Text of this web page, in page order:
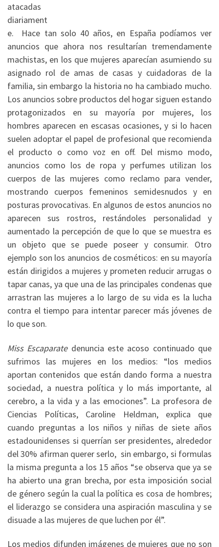
atacadas
diariament
e. Hace tan solo 40 años, en España podíamos ver
anuncios que ahora nos resultarían tremendamente
machistas, en los que mujeres aparecían asumiendo su
asignado rol de amas de casas y cuidadoras de la
familia, sin embargo la historia no ha cambiado mucho.
Los anuncios sobre productos del hogar siguen estando
protagonizados en su mayoría por mujeres, los
hombres aparecen en escasas ocasiones, y si lo hacen
suelen adoptar el papel de profesional que recomienda
el producto o como voz en off. Del mismo modo,
anuncios como los de ropa y perfumes utilizan los
cuerpos de las mujeres como reclamo para vender,
mostrando cuerpos femeninos semidesnudos y en
posturas provocativas. En algunos de estos anuncios no
aparecen sus rostros, restándoles personalidad y
aumentado la percepción de que lo que se muestra es
un objeto que se puede poseer y consumir. Otro
ejemplo son los anuncios de cosméticos: en su mayoría
están dirigidos a mujeres y prometen reducir arrugas o
tapar canas, ya que una de las principales condenas que
arrastran las mujeres a lo largo de su vida es la lucha
contra el tiempo para intentar parecer más jóvenes de
lo que son.
Miss Escaparatedenuncia este acoso continuado que
sufrimos las mujeres en los medios: “los medios
aportan contenidos que están dando forma a nuestra
sociedad, a nuestra política y lo más importante, al
cerebro, a la vida y a las emociones”. La profesora de
Ciencias Políticas, Caroline Heldman, explica que
cuando preguntas a los niños y niñas de siete años
estadounidenses si querrían ser presidentes, alrededor
del 30% afirman querer serlo, sin embargo, si formulas
la misma pregunta a los 15 años “se observa que ya se
ha abierto una gran brecha, por esta imposición social
de género según la cual la política es cosa de hombres;
el liderazgo se considera una aspiración masculina y se
disuade a las mujeres de que luchen por él”.
Los medios difunden imágenes de mujeres que no son